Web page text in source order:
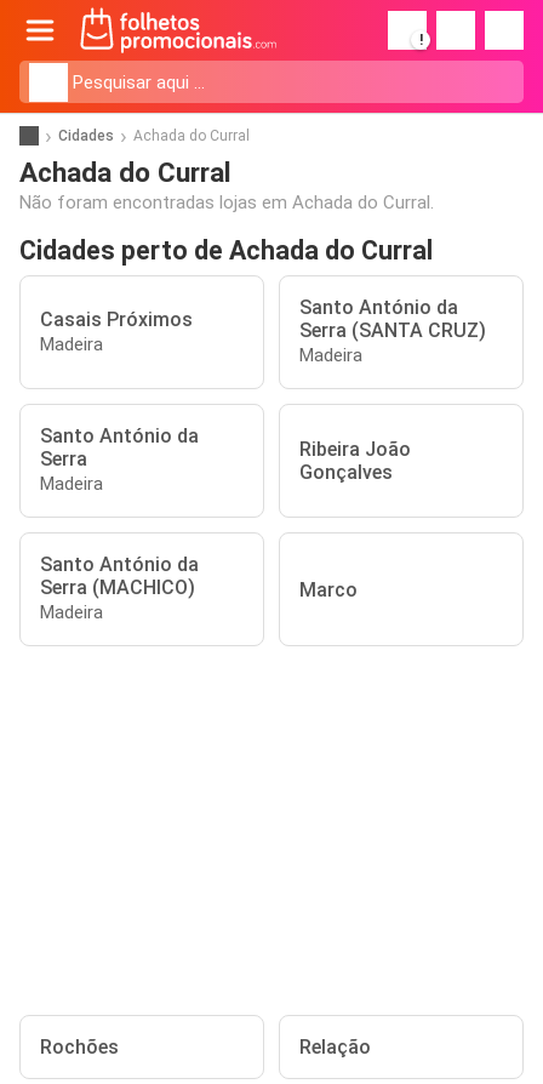
!
Cidades Achada do Curral
Achada do Curral
Não foram encontradas lojas em Achada do Curral.
Cidades perto de Achada do Curral
Casais Próximos
Madeira
Santo António da
Serra (SANTA CRUZ)
Madeira
Santo António da
Serra
Madeira
Ribeira João
Gonçalves
Santo António da
Serra (MACHICO)
Madeira
Marco
Rochões Relação